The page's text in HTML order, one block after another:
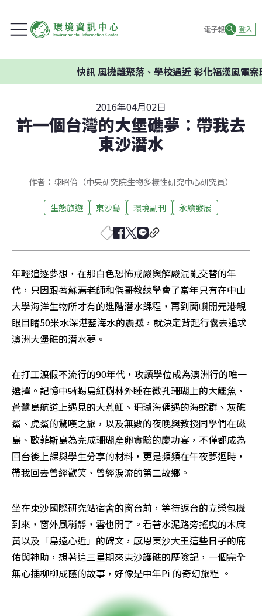
電子報 登入
風機離聚落、學校過近 彰化福漢風電案環委
2016年04月02日
許一個台灣的大堡礁夢：帶我去
東沙潛水
作者：陳昭倫（中央研究院生物多樣性研究中心研究員）
生態旅遊 東沙島 環境副刊 永續發展
年輕追逐夢想，在那白色恐怖戒嚴與解嚴混亂交替的年
代，只因跟著蘇焉老師和傑哥教練學會了當年只有在中山
大學海洋生物所才有的進階潛水課程，再到蘭嶼開元港親
眼目睹50米水深湛藍海水的震撼，就決定背起行囊去追求
澳洲大堡礁的潛水夢。
在打工渡假不流行的90年代，攻讀學位成為澳洲行的唯一
選擇。記憶中蜥蜴島紅樹林外睡在微孔珊瑚上的大鱷魚、
蒼鷺島航道上遇見的大燕魟、珊瑚海偶遇的海蛇群、灰礁
鯊、虎鯊的驚嘆之旅，以及無數的夜晚與教授同學們在磁
島、歐菲斯島為完成珊瑚產卵實驗的慶功宴，不僅都成為
回台後上課與學生分享的材料，更是頻頻在午夜夢迴時，
帶我回去曾經歡笑、曾經淚流的第二故鄉。
坐在東沙國際研究站宿舍的窗台前，等待返台的立榮包機
到來，窗外風稍靜，雲也開了。看著水泥路旁搖曳的木麻
黃以及「島遠心近」的碑文，感恩東沙大王這些日子的庇
佑與神助，想著這三星期來東沙護礁的歷險記，一個完全
無心插柳柳成蔭的故事，好像是中年Pi 的奇幻旅程 。